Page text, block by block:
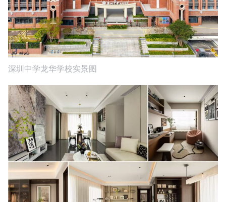
深圳中学龙华学校实景图